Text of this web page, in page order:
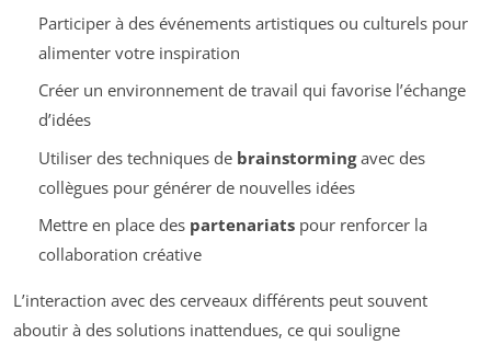
Participer à des événements artistiques ou culturels pour
alimenter votre inspiration
Créer un environnement de travail qui favorise l’échange
d’idées
Utiliser des techniques de brainstormingavec des
collègues pour générer de nouvelles idées
Mettre en place des partenariatspour renforcer la
collaboration créative
L’interaction avec des cerveaux différents peut souvent
aboutir à des solutions inattendues, ce qui souligne